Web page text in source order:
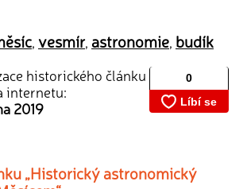
, vesmír, astronomie, budík
historického článku
internetu:
2019
„Historický astronomický